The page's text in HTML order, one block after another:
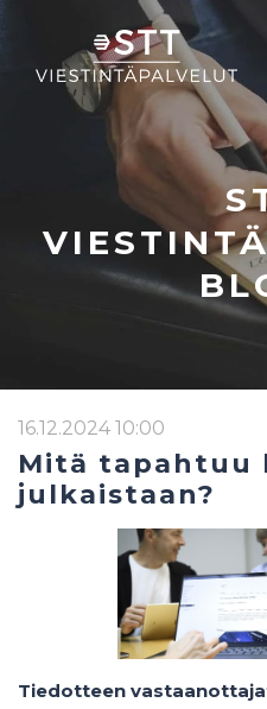
16.12.2024 10:00
Mitä tapahtuu
julkaistaan?
Tiedotteen